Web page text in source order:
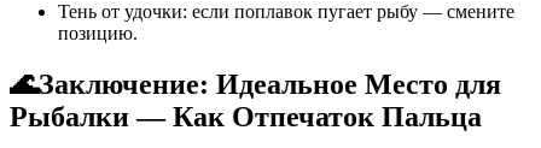
Тень от удочки: если поплавок пугает рыбу — смените
позицию.
🌊Заключение: Идеальное Место для
Рыбалки — Как Отпечаток Пальца